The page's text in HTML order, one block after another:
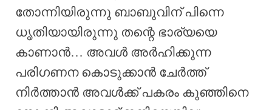
തോന്നിയിരുന്നു ബാബുവിന് പിന്നെ
ധൃതിയായിരുന്നു തന്റെ ഭാര്യയെ
കാണാൻ… അവൾ അർഹിക്കുന്ന
പരിഗണന കൊടുക്കാൻ ചേർത്ത്
നിർത്താൻ അവൾക്ക് പകരം കുഞ്ഞിനെ